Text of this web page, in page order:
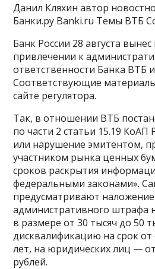
Данил Кляхин автор
Банки.ру Banki.ru Темы ВТБ
Банк России 28 августа
привлечении к
ответственности Банка ВТБ
Соответствующие
сайте регулятора.
Так, в отношении ВТБ
по части 2 статьи 15.19
или нарушение эмитентом,
участником рынка ценных
сроков раскрытия
федеральными законами».
предусматривают наложение
административного штрафа
в размере от 30 тысяч до 50
дисквалификацию на срок от
лет, на юридических лиц —
рублей.